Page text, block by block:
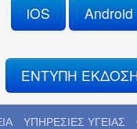
iOS Android
ΕΝΤΥΠΗ
ΥΠΗΡΕΣΙΕΣ ΥΓΕΙΑΣ